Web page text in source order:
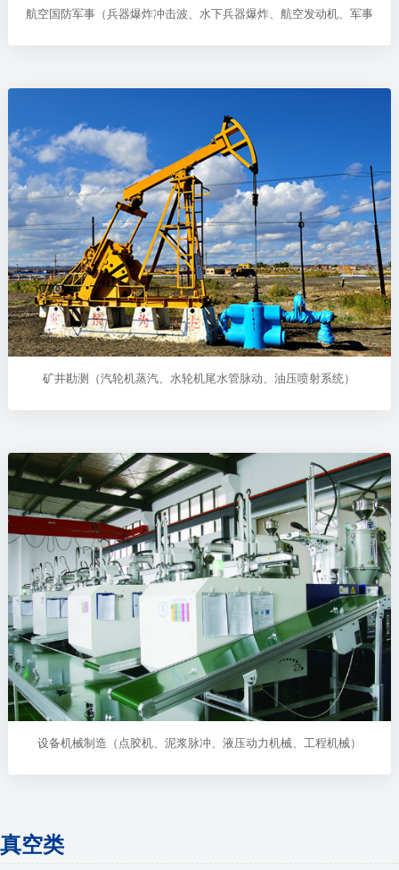
航空国防军事（兵器爆炸冲击波、水下兵器爆炸、航空发动机、军事
矿井勘测（汽轮机蒸汽、水轮机尾水管脉动、油压喷射系统）
设备机械制造（点胶机、泥浆脉冲、液压动力机械、工程机械）
真空类